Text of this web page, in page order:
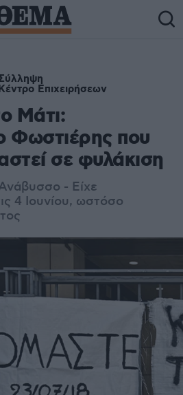
Επιχειρήσεων
Μάτι:
Φωστιέρης που
σε φυλάκιση
- Είχε
4 Ιουνίου, ωστόσο